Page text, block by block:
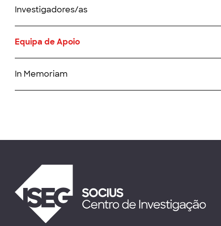
Investigadores/as
Equipa de Apoio
In Memoriam